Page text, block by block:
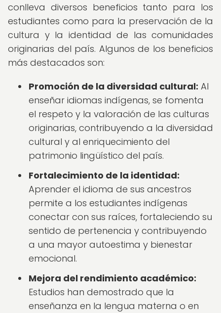
conlleva diversos beneficios tanto para los
estudiantes como para la preservación de la
cultura y la identidad de las comunidades
originarias del país. Algunos de los beneficios
más destacados son:
Promoción de la diversidad cultural: Al
enseñar idiomas indígenas, se fomenta
el respeto y la valoración de las culturas
originarias, contribuyendo a la diversidad
cultural y al enriquecimiento del
patrimonio lingüístico del país.
Fortalecimiento de la identidad:
Aprender el idioma de sus ancestros
permite a los estudiantes indígenas
conectar con sus raíces, fortaleciendo su
sentido de pertenencia y contribuyendo
a una mayor autoestima y bienestar
emocional.
Mejora del rendimiento académico:
Estudios han demostrado que la
enseñanza en la lengua materna o en